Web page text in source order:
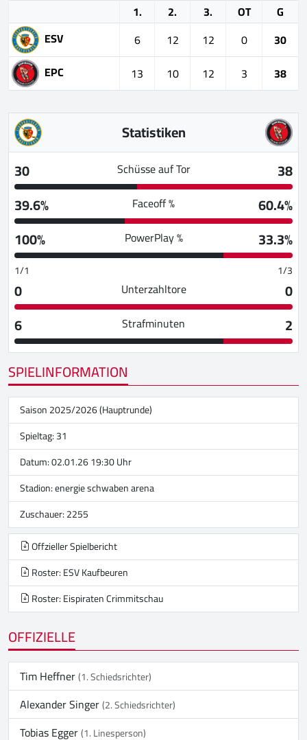
1. 2. 3. OT
G
ESV
6 12 12 0
30
EPC
13 10 12 3 38
Statistiken
30
Schüsse auf Tor
38
39.6%
Faceoff %
60.4%
100%
PowerPlay % 33.3%
1/1 1/3
0 Unterzahltore
0
6
Strafminuten
2
SPIELINFORMATION
Saison 2025/2026 (Hauptrunde)
Spieltag: 31
Datum: 02.01.26 19:30 Uhr
Stadion:energie schwaben arena
Zuschauer: 2255
Offzieller Spielbericht
Roster: ESV Kaufbeuren
Roster: Eispiraten Crimmitschau
OFFIZIELLE
Tim Heffner(1. Schiedsrichter)
Alexander Singer(2. Schiedsrichter)
Tobias Egger(1. Linesperson)